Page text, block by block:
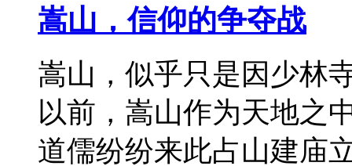
嵩山，信仰的争夺战
嵩山，似乎只是因少林
以前，嵩山作为天地之
道儒纷纷来此占山建